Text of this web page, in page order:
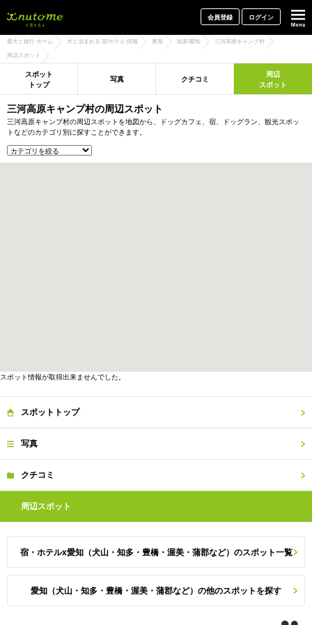
会員登録 ログイン
愛犬と旅行 ホーム 犬と泊まれる 宿/ホテル 情報 東海 知多/愛知 三河高原キャンプ村
周辺スポット
スポット
トップ
写真 クチコミ
周辺
スポット
三河高原キャンプ村の周辺スポット
三河高原キャンプ村の周辺スポットを地図から、ドッグカフェ、宿、ドッグラン、観光スポッ
トなどのカテゴリ別に探すことができます。
スポット情報が取得出来ませんでした。
スポット トップ
写真
クチコミ
周辺スポット
宿・ホテルx愛知（犬山・知多・豊橋・渥美・蒲郡など）のスポット一覧
愛知（犬山・知多・豊橋・渥美・蒲郡など）の他のスポットを探す